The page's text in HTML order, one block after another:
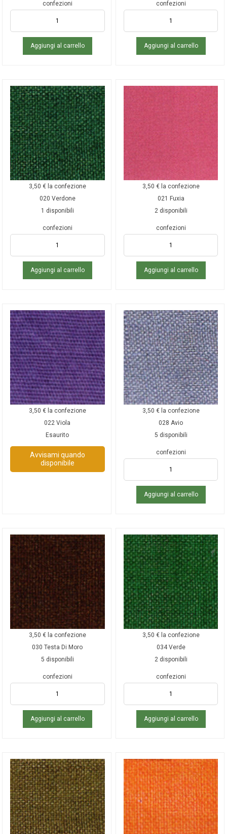
confezioni
Aggiungi al carrello
confezioni
Aggiungi al carrello
3,50 € la confezione
020 Verdone
1 disponibili
confezioni
Aggiungi al carrello
3,50 € la confezione
021 Fuxia
2 disponibili
confezioni
Aggiungi al carrello
3,50 € la confezione
022 Viola
Esaurito
Avvisami quando
disponibile
3,50 € la confezione
028 Avio
5 disponibili
confezioni
Aggiungi al carrello
3,50 € la confezione
030 Testa Di Moro
5 disponibili
confezioni
Aggiungi al carrello
3,50 € la confezione
034 Verde
2 disponibili
confezioni
Aggiungi al carrello